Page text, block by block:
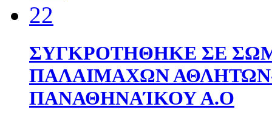
ΣΥΓΚΡΟΤΗΘΗΚΕ ΣΕ
ΠΑΛΑΙΜΑΧΩΝ
ΠΑΝΑΘΗΝΑΊΚΟΥ Α.Ο